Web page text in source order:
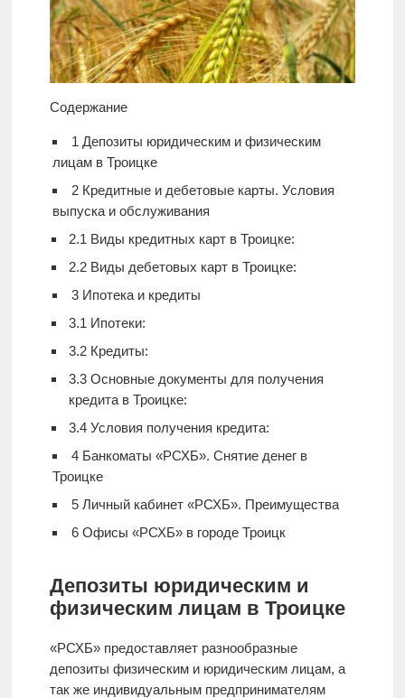
Содержание
1 Депозиты юридическим и физическим
лицам в Троицке
2Кредитные и дебетовые карты. Условия
выпуска и обслуживания
2.1 Виды кредитных карт в Троицке:
2.2Виды дебетовых карт в Троицке:
3Ипотека и кредиты
3.1 Ипотеки:
3.2Кредиты:
3.3Основные документы для получения
кредита в Троицке:
3.4Условия получения кредита:
4Банкоматы «РСХБ». Снятие денег в
Троицке
5Личный кабинет «РСХБ». Преимущества
6Офисы «РСХБ» в городе Троицк
Депозиты юридическим и
физическим лицам в Троицке
«РСХБ» предоставляет разнообразные
депозиты физическим и юридическим лицам, а
так же индивидуальным предпринимателям